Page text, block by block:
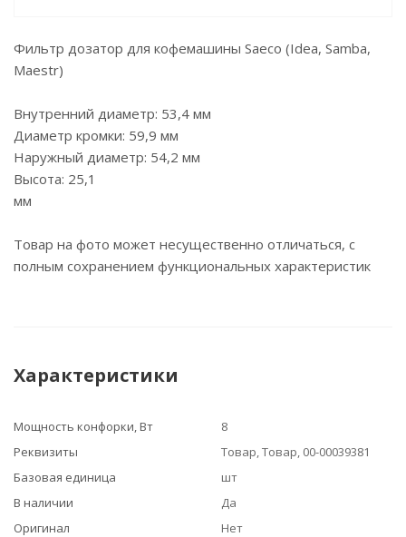
Фильтр дозатор для кофемашины Saeco (Idea, Samba,
Maestr)
Внутренний диаметр: 53,4 мм
Диаметр кромки: 59,9 мм
Наружный диаметр: 54,2 мм
Высота: 25,1
Товар на фото может несущественно отличаться, с
полным сохранением функциональных характеристик
Характеристики
Мощность конфорки, Вт
8
Реквизиты
Товар, Товар, 00-00039381
Базовая единица
шт
В наличии
Да
Оригинал
Нет